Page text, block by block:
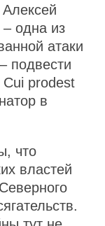
одна из
атаки
подвести
Cui prodest
в
что
властей